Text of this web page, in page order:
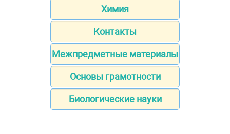
Химия
Контакты
Межпредметные материалы
Основы грамотности
Биологические науки